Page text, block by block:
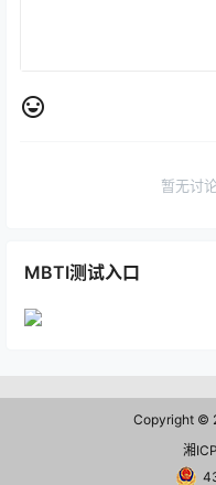
暂无讨
MBTI测试入口
Copyright ©
湘